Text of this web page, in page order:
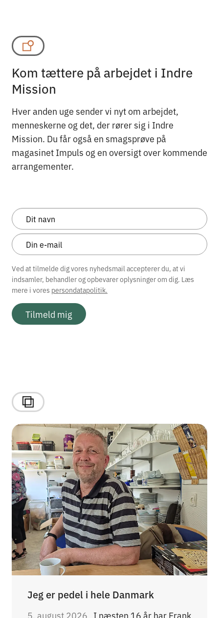
Kom tættere på arbejdet i Indre
Mission
Hver anden uge sender vi nyt om arbejdet,
menneskerne og det, der rører sig i Indre
Mission. Du får også en smagsprøve på
magasinet Impuls og en oversigt over kommende
arrangementer.
Ved at tilmelde dig vores nyhedsmail accepterer du, at vi
indsamler, behandler og opbevarer oplysninger om dig. Læs
mere i vores persondatapolitik.
Tilmeld mig
Jeg er pedel i hele Danmark
5. august 2026 I næsten 16 år har Frank